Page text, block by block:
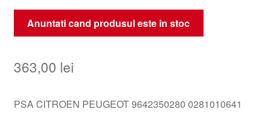
Anuntati cand produsul este in stoc
363,00 lei
PSA CITROEN PEUGEOT 9642350280 0281010641